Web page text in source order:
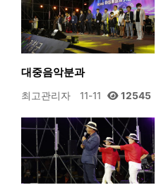
대중음악분과
최고관리자 11-11 12545